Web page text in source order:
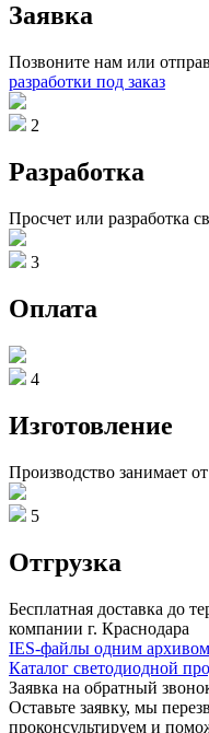
Заявка
Позвоните нам или
разработки под заказ
2
Разработка
Просчет или разработка
3
Оплата
4
Изготовление
Производство занимает
5
Отгрузка
Бесплатная доставка до
компании г. Краснодара
IES-файлы одним
Каталог светодиодной
Заявка на обратный
Оставьте заявку, мы
проконсультируем и